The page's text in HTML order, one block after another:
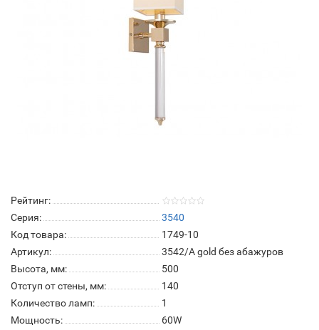
Рейтинг:
Серия:
3540
Код товара:
1749-10
Артикул:
3542/A gold без абажуров
Высота, мм:
500
Отступ от стены, мм:
140
Количество ламп:
1
Мощность:
60W